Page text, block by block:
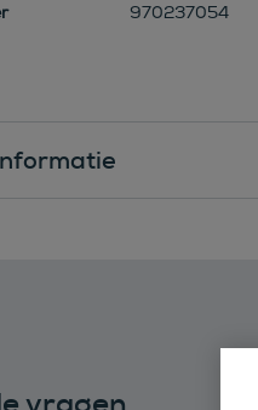
970237054